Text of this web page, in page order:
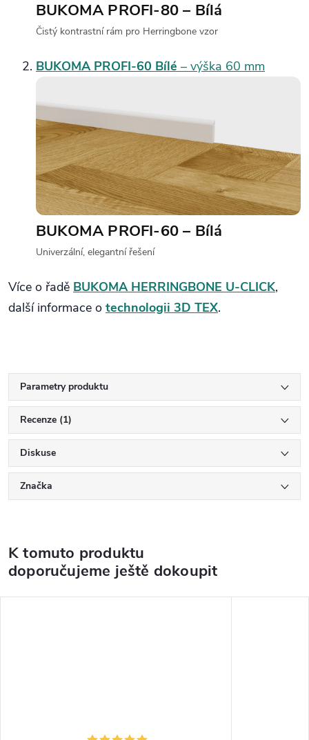
BUKOMA PROFI‑80 – Bílá
Čistý kontrastní rám pro Herringbone vzor
BUKOMA PROFI‑60 Bílé – výška 60 mm
BUKOMA PROFI‑60 – Bílá
Univerzální, elegantní řešení
Více o řadě BUKOMA HERRINGBONE U‑CLICK,
další informace o technologii 3D TEX.
Parametry produktu
Recenze (1)
Diskuse
Značka
K tomuto produktu
doporučujeme ještě dokoupit